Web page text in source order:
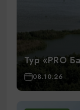
Тур «PRO
08.10.26